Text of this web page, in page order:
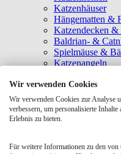
Katzenhäuser
Hängematten &
Katzendecken &
Baldrian- &
Spielmäuse &
Katzenangeln
Laserpointer &
Katzentunnel
Clicker &
Weiteres
Tragetaschen
Wir verwenden Cookies
Wir verwenden Cookies zur Analyse
verbessern, um personalisierte
Erlebnis zu bieten.
Für weitere Informationen zu den von